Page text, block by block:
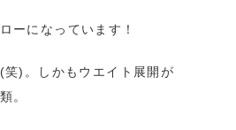
ーになっています！
)。しかもウエイト展開が
。